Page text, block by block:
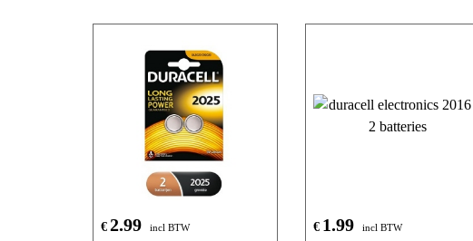
€ 2.99 incl BTW € 1.99 incl BTW